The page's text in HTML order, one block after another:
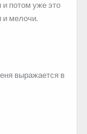
потом уже это
и мелочи.
выражается в